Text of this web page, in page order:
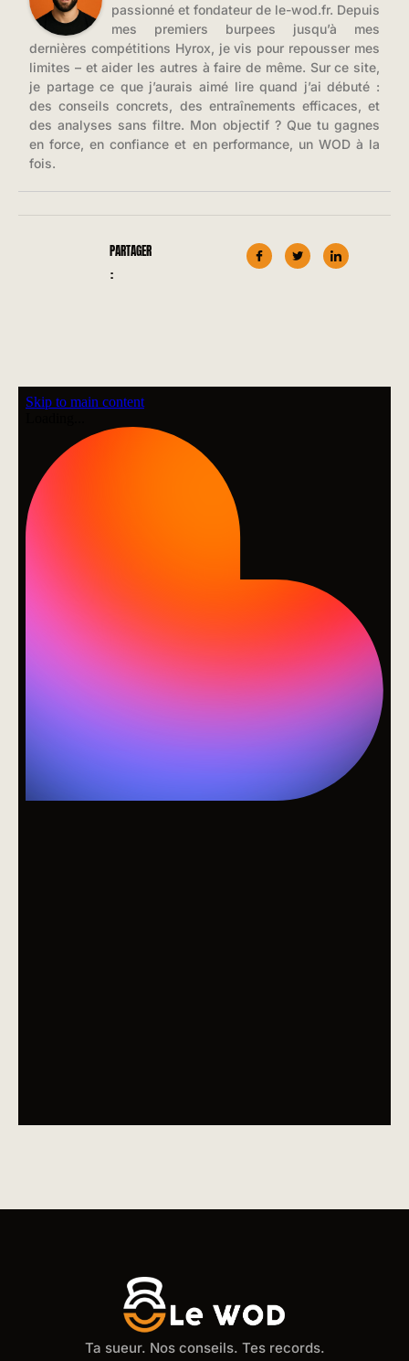
passionné et fondateur de le-wod.fr. Depuis
mes premiers burpees jusqu’à mes
dernières compétitions Hyrox, je vis pour repousser mes
limites – et aider les autres à faire de même. Sur ce site,
je partage ce que j’aurais aimé lire quand j’ai débuté :
des conseils concrets, des entraînements efficaces, et
des analyses sans filtre. Mon objectif ? Que tu gagnes
en force, en confiance et en performance, un WOD à la
fois.
PARTAGER
:
Ta sueur. Nos conseils. Tes records.